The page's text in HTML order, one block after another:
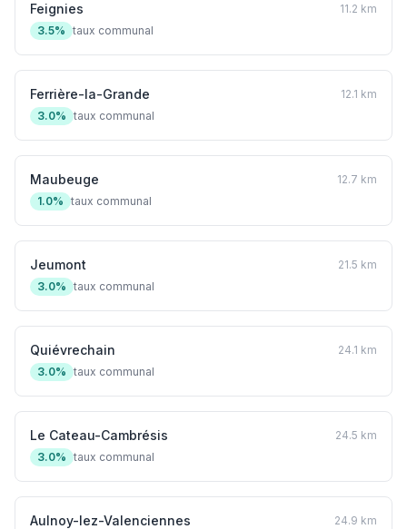
Feignies
11.2 km
3.5% taux communal
Ferrière-la-Grande
12.1 km
3.0% taux communal
Maubeuge
12.7 km
1.0% taux communal
Jeumont
21.5 km
3.0% taux communal
Quiévrechain
24.1 km
3.0% taux communal
Le Cateau-Cambrésis
24.5 km
3.0% taux communal
Aulnoy-lez-Valenciennes
24.9 km